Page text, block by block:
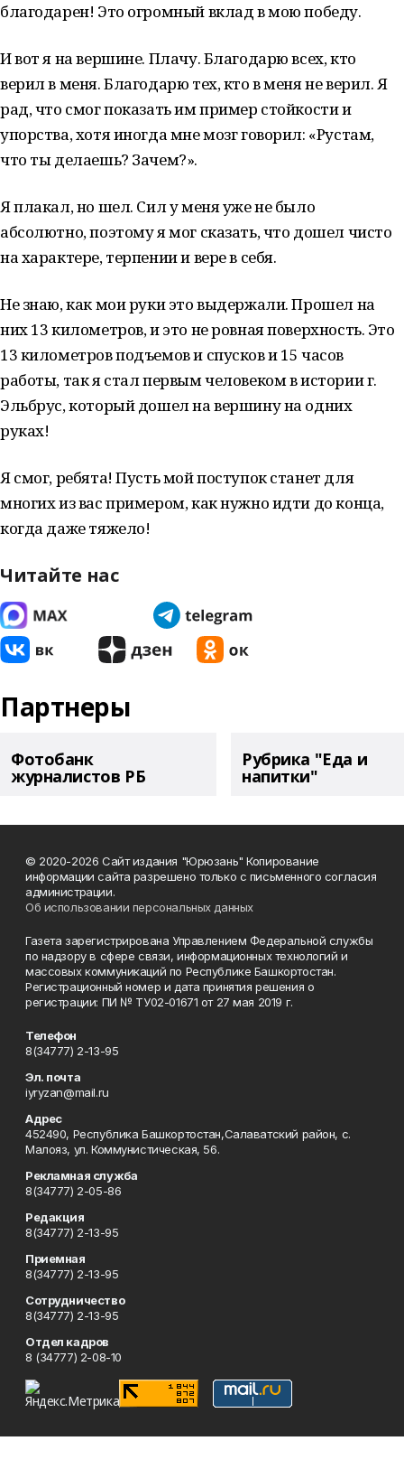
благодарен! Это огромный вклад в мою победу.
И вот я на вершине. Плачу. Благодарю всех, кто
верил в меня. Благодарю тех, кто в меня не верил. Я
рад, что смог показать им пример стойкости и
упорства, хотя иногда мне мозг говорил: «Рустам,
что ты делаешь? Зачем?».
Я плакал, но шел. Сил у меня уже не было
абсолютно, поэтому я мог сказать, что дошел чисто
на характере, терпении и вере в себя.
Не знаю, как мои руки это выдержали. Прошел на
них 13 километров, и это не ровная поверхность. Это
13 километров подъемов и спусков и 15 часов
работы, так я стал первым человеком в истории г.
Эльбрус, который дошел на вершину на одних
руках!
Я смог, ребята! Пусть мой поступок станет для
многих из вас примером, как нужно идти до конца,
когда даже тяжело!
Читайте нас
Партнеры
Фотобанк
журналистов РБ
Рубрика "Еда и
напитки"
© 2020-2026 Сайт издания "Юрюзань" Копирование
информации сайта разрешено только с письменного согласия
администрации.
Об использовании персональных данных
Газета зарегистрирована Управлением Федеральной службы
по надзору в сфере связи, информационных технологий и
массовых коммуникаций по Республике Башкортостан.
Регистрационный номер и дата принятия решения о
регистрации: ПИ № ТУ02-01671 от 27 мая 2019 г.
Телефон
8(34777) 2-13-95
Эл. почта
iyryzan@mail.ru
Адрес
452490, Республика Башкортостан,Салаватский район, с.
Малояз, ул. Коммунистическая, 56.
Рекламная служба
8(34777) 2-05-86
Редакция
8(34777) 2-13-95
Приемная
8(34777) 2-13-95
Сотрудничество
8(34777) 2-13-95
Отдел кадров
8 (34777) 2-08-10